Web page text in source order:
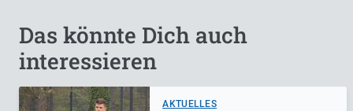
Das könnte Dich auch
interessieren
AKTUELLES